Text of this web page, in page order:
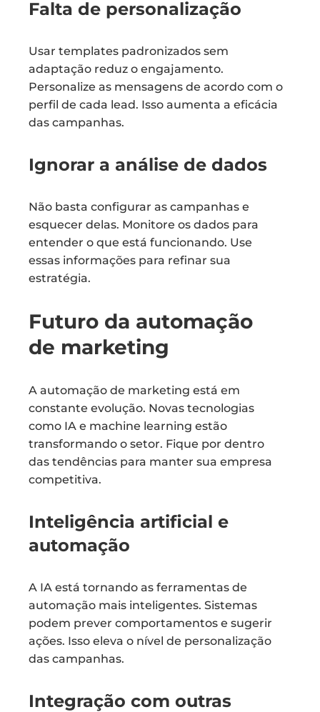
Falta de personalização
Usar templates padronizados sem
adaptação reduz o engajamento.
Personalize as mensagens de acordo com o
perfil de cada lead. Isso aumenta a eficácia
das campanhas.
Ignorar a análise de dados
Não basta configurar as campanhas e
esquecer delas. Monitore os dados para
entender o que está funcionando. Use
essas informações para refinar sua
estratégia.
Futuro da automação
de marketing
A automação de marketing está em
constante evolução. Novas tecnologias
como IA e machine learning estão
transformando o setor. Fique por dentro
das tendências para manter sua empresa
competitiva.
Inteligência artificial e
automação
A IA está tornando as ferramentas de
automação mais inteligentes. Sistemas
podem prever comportamentos e sugerir
ações. Isso eleva o nível de personalização
das campanhas.
Integração com outras